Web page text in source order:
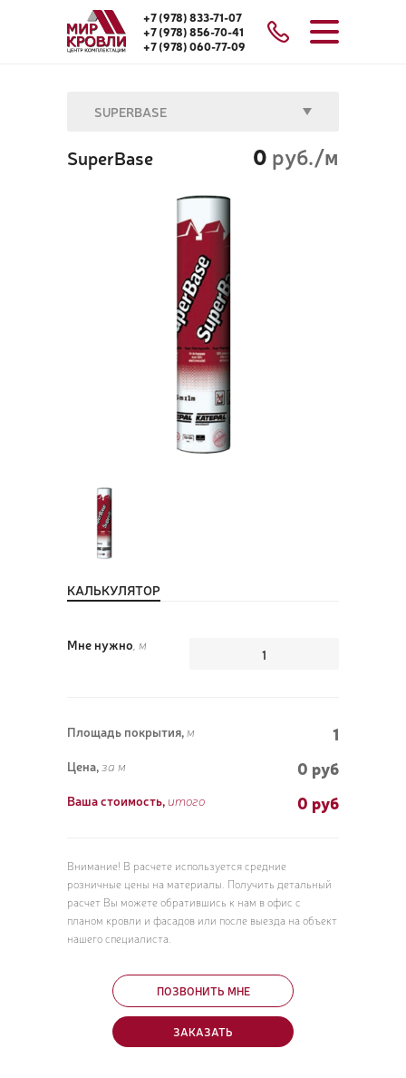
+7 (978) 833-71-07
+7 (978) 856-70-41
+7 (978) 060-77-09
SUPERBASE
SuperBase 0 руб./м
КАЛЬКУЛЯТОР
Мне нужно , м
Площадь покрытия, м 1
Цена, за м 0 руб
Ваша стоимость, итого 0 руб
Внимание! В расчете используется средние
розничные цены на материалы. Получить детальный
расчет Вы можете обратившись к нам в офис с
планом кровли и фасадов или после выезда на объект
нашего специалиста.
ПОЗВОНИТЬ МНЕ
ЗАКАЗАТЬ